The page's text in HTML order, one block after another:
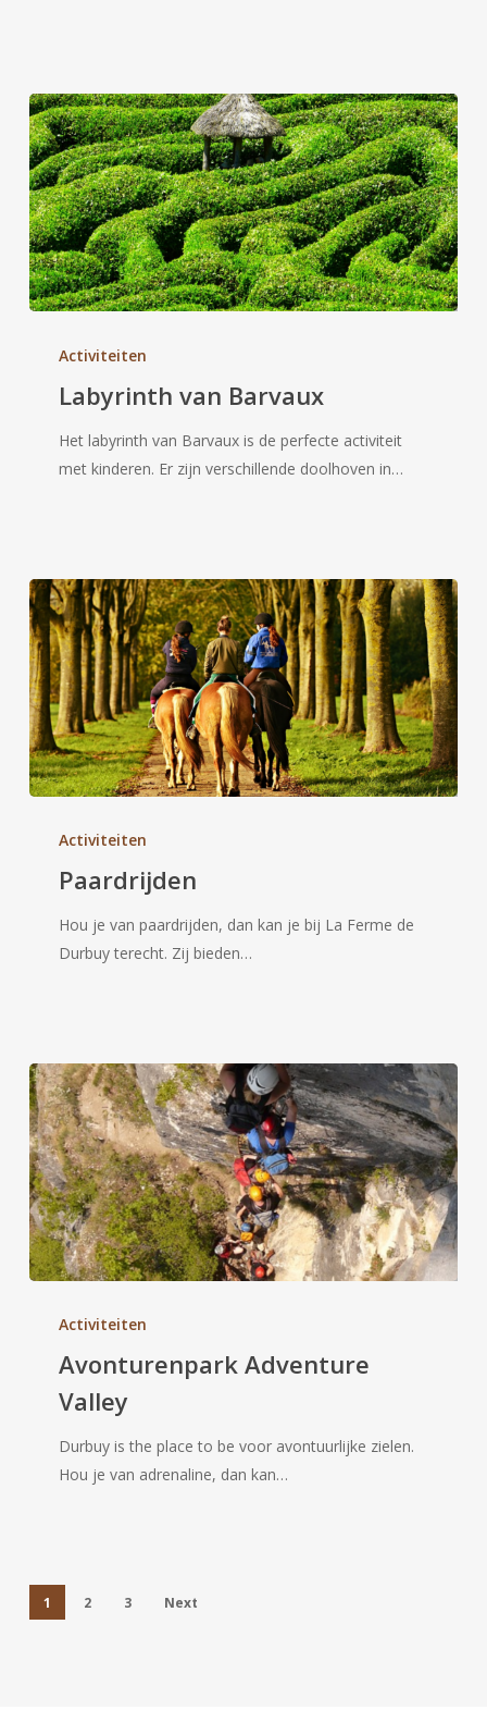
Activiteiten
Labyrinth van Barvaux
Het labyrinth van Barvaux is de perfecte activiteit
met kinderen. Er zijn verschillende doolhoven in…
Activiteiten
Paardrijden
Hou je van paardrijden, dan kan je bij La Ferme de
Durbuy terecht. Zij bieden…
Adventure
Activiteiten
Avonturenpark Adventure
Valley
Durbuy is the place to be voor avontuurlijke zielen.
Hou je van adrenaline, dan kan…
1 2 3 Next